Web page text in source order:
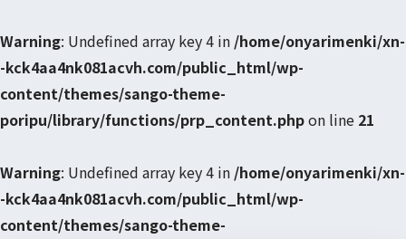
Warning: Undefined array key 4 in /home/onyarimenki/xn-
-kck4aa4nk081acvh.com/public_html/wp-
content/themes/sango-theme-
poripu/library/functions/prp_content.phpon line 21
Warning: Undefined array key 4 in /home/onyarimenki/xn-
-kck4aa4nk081acvh.com/public_html/wp-
content/themes/sango-theme-